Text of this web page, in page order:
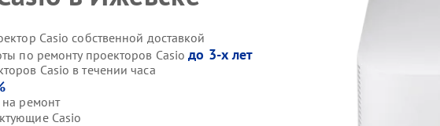
Casio собственной доставкой
по ремонту проекторов Casioдо 3-х лет
Casio в течении часа
ремонт
Casio